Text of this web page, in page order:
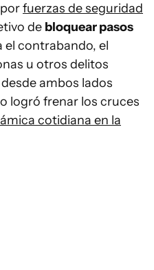
fuerzas de seguridad
de bloquear pasos
el contrabando, el
u otros delitos
ambos lados
logró frenar los cruces
cotidiana en la